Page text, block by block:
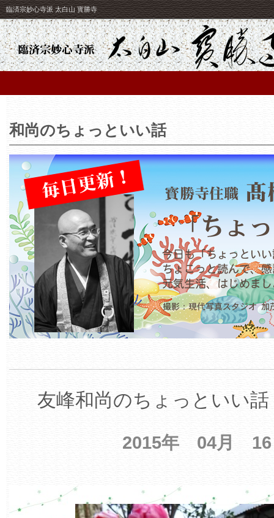
臨済宗妙心寺派 太白山 寳勝寺
和尚のちょっといい話
友峰和尚のちょっといい
2015年 04月